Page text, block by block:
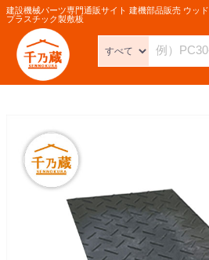
建設機械パーツ専門通販サイト 建機部品販売 ウッド
プラスチック製敷板